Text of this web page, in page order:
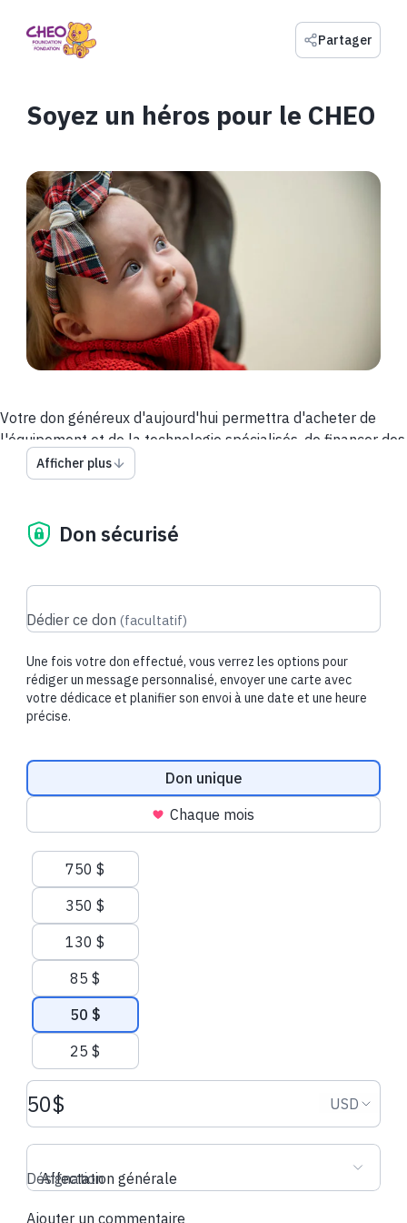
Partager
Soyez un héros pour le CHEO
Votre don généreux d'aujourd'hui permettra d'acheter de
l'équipement et de la technologie spécialisés, de financer des
programmes de soutien aux patients et aux familles et
d'alimenter la recherche de classe mondiale pour aider le
prodiguer des soins.
CHEO et de soutenir le personnel du CHEO dans sa mission
meilleure.
Dons récents
40,00 $ CAD 50,00 $ CAD
Afficher plus
Don sécurisé
Dédier ce don (facultatif)
Une fois votre don effectué, vous verrez les options pour
rédiger un message personnalisé, envoyer une carte avec
votre dédicace et planifier son envoi à une date et une heure
précise.
Fréquence du don
Don unique
Chaque mois
Montants suggérés
750 $
350 $
130 $
85 $
50 $
25 $
Montant du don USD Devise
USD
Affectation générale
Désignation
Ajouter un commentaire